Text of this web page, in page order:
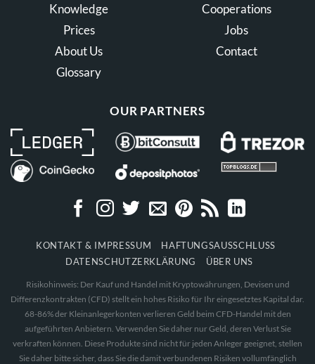
Knowledge
Prices
About Us
Glossary
Cooperations
Jobs
Contact
OUR PARTNERS
KONTAKT & IMPRESSUM
HAFTUNGSAUSSCHLUSS
DATENSCHUTZERKLÄRUNG
ÜBER UNS
Risikohinweis: Der Kauf und Handel mit Kryptowährungen, Devisen und
Differenzkontrakten (CFD) stellt ein hohes Risiko für Ihr eingesetztes Kapital dar.
68-86% der Kleinanlegerkonten verlieren Geld beim CFD-Handel mit den
aufgeführten Anbietern. Verwenden Sie daher nur Geld, deren Verlust Sie
verkraften können. Diese Produkte sind nicht für jeden Anleger geeignet, stellen
Sie daher bitte sicher, dass Sie die damit verbundenen Risiken vollumfänglich